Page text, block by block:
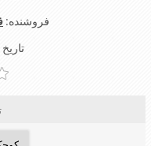
فروشنده: